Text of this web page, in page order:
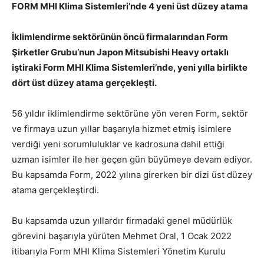
FORM MHI Klima Sistemleri’nde 4 yeni üst düzey atama
İklimlendirme sektörünün öncü firmalarından Form
Şirketler Grubu’nun Japon Mitsubishi Heavy ortaklı
iştiraki Form MHI Klima Sistemleri’nde, yeni yılla birlikte
dört üst düzey atama gerçekleşti.
56 yıldır iklimlendirme sektörüne yön veren Form, sektör
ve firmaya uzun yıllar başarıyla hizmet etmiş isimlere
verdiği yeni sorumluluklar ve kadrosuna dahil ettiği
uzman isimler ile her geçen gün büyümeye devam ediyor.
Bu kapsamda Form, 2022 yılına girerken bir dizi üst düzey
atama gerçekleştirdi.
Bu kapsamda uzun yıllardır firmadaki genel müdürlük
görevini başarıyla yürüten Mehmet Oral, 1 Ocak 2022
itibarıyla Form MHI Klima Sistemleri Yönetim Kurulu